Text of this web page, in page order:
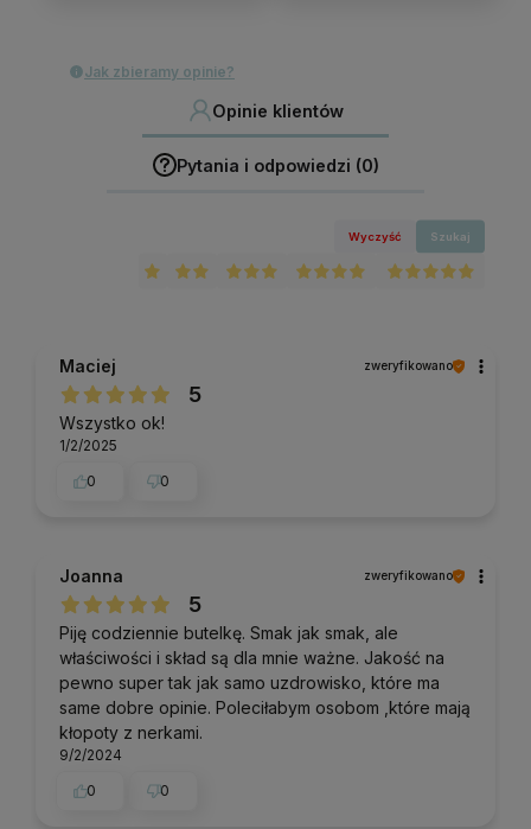
Jak zbieramy opinie?
Opinie klientów
Pytania i odpowiedzi (0)
Wyczyść Szukaj
Maciej zweryfikowano
5
Wszystko ok!
1/2/2025
0
0
Joanna zweryfikowano
5
Piję codziennie butelkę. Smak jak smak, ale
właściwości i skład są dla mnie ważne. Jakość na
pewno super tak jak samo uzdrowisko, które ma
same dobre opinie. Poleciłabym osobom ,które mają
kłopoty z nerkami.
9/2/2024
0
0